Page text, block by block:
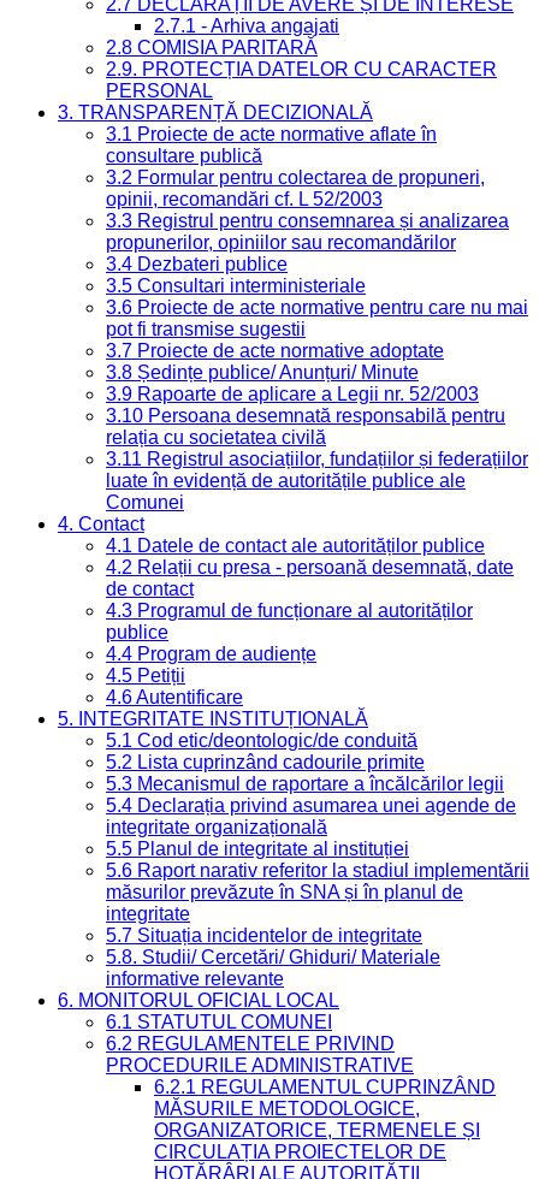
2.7 DECLARAȚII DE AVERE ȘI DE INTERESE
2.7.1 - Arhiva angajati
2.8 COMISIA PARITARĂ
2.9. PROTECȚIA DATELOR CU CARACTER
PERSONAL
3. TRANSPARENȚĂ DECIZIONALĂ
3.1 Proiecte de acte normative aflate în
consultare publică
3.2 Formular pentru colectarea de propuneri,
opinii, recomandări cf. L 52/2003
3.3 Registrul pentru consemnarea și analizarea
propunerilor, opiniilor sau recomandărilor
3.4 Dezbateri publice
3.5 Consultari interministeriale
3.6 Proiecte de acte normative pentru care nu mai
pot fi transmise sugestii
3.7 Proiecte de acte normative adoptate
3.8 Ședințe publice/ Anunțuri/ Minute
3.9 Rapoarte de aplicare a Legii nr. 52/2003
3.10 Persoana desemnată responsabilă pentru
relația cu societatea civilă
3.11 Registrul asociațiilor, fundațiilor și federațiilor
luate în evidență de autoritățile publice ale
Comunei
4. Contact
4.1 Datele de contact ale autorităților publice
4.2 Relații cu presa - persoană desemnată, date
de contact
4.3 Programul de funcționare al autorităților
publice
4.4 Program de audiențe
4.5 Petiții
4.6 Autentificare
5. INTEGRITATE INSTITUȚIONALĂ
5.1 Cod etic/deontologic/de conduită
5.2 Lista cuprinzând cadourile primite
5.3 Mecanismul de raportare a încălcărilor legii
5.4 Declarația privind asumarea unei agende de
integritate organizațională
5.5 Planul de integritate al instituției
5.6 Raport narativ referitor la stadiul implementării
măsurilor prevăzute în SNA și în planul de
integritate
5.7 Situația incidentelor de integritate
5.8. Studii/ Cercetări/ Ghiduri/ Materiale
informative relevante
6. MONITORUL OFICIAL LOCAL
6.1 STATUTUL COMUNEI
6.2 REGULAMENTELE PRIVIND
PROCEDURILE ADMINISTRATIVE
6.2.1 REGULAMENTUL CUPRINZÂND
MĂSURILE METODOLOGICE,
ORGANIZATORICE, TERMENELE ȘI
CIRCULAȚIA PROIECTELOR DE
HOTĂRÂRI ALE AUTORITĂȚII